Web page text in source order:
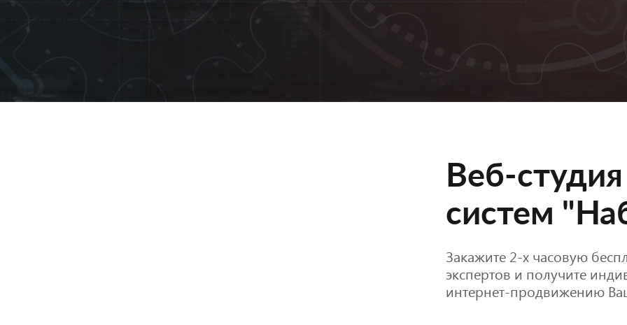
Веб-
систем
Закажите 2-х часовую
экспертов и получите
интернет-продвижению